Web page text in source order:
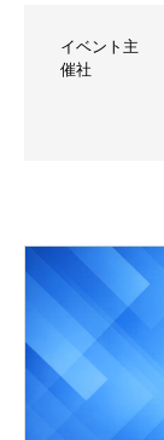
イベント主
催社